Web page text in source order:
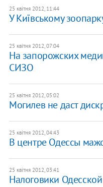
25 квітня 2012, 11:44
У Київському
25 квітня 2012, 07:04
На запорожских
СИЗО
25 квітня 2012, 05:02
Могилев не даст
25 квітня 2012, 04:43
В центре Одессы
25 квітня 2012, 03:41
Налоговики